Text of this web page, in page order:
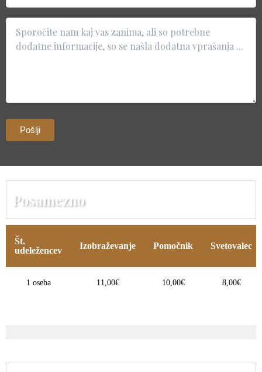
Posamezno
Št.
udeležencev
Izobraževanje Pomočnik Svetovalec
1 oseba 11,00€ 10,00€ 8,00€